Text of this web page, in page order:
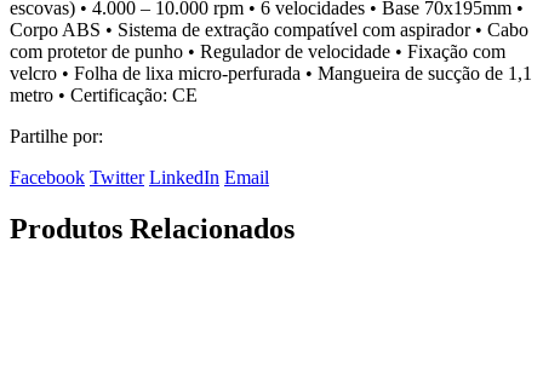
escovas) • 4.000 – 10.000 rpm • 6 velocidades • Base 70x195mm •
Corpo ABS • Sistema de extração compatível com aspirador • Cabo
com protetor de punho • Regulador de velocidade • Fixação com
velcro • Folha de lixa micro-perfurada • Mangueira de sucção de 1,1
metro • Certificação: CE
Partilhe por:
Facebook Twitter LinkedIn Email
Produtos Relacionados